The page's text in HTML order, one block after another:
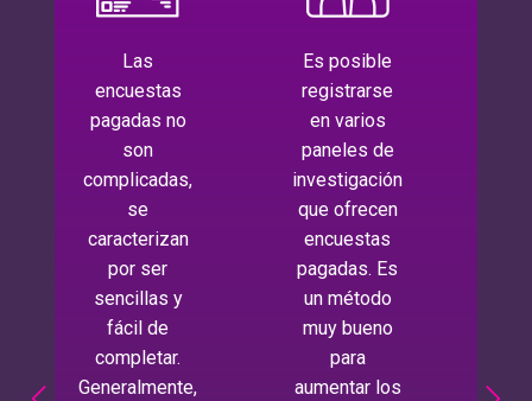
Las
encuestas
pagadas no
son
complicadas,
se
caracterizan
por ser
sencillas y
fácil de
completar.
Generalmente,
Es posible
registrarse
en varios
paneles de
investigación
que ofrecen
encuestas
pagadas. Es
un método
muy bueno
para
aumentar los